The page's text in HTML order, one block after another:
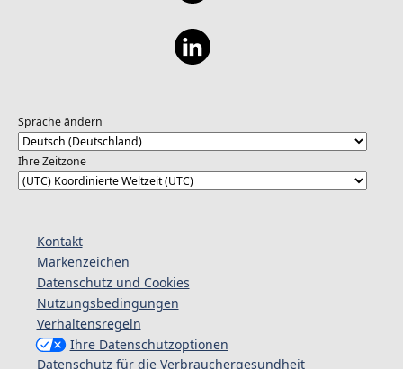
Sprache ändern
Ihre Zeitzone
Kontakt
Markenzeichen
Datenschutz und Cookies
Nutzungsbedingungen
Verhaltensregeln
Ihre Datenschutzoptionen
Datenschutz für die Verbrauchergesundheit